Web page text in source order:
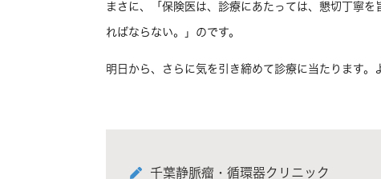
まさに、「保険医は、診療にあたっては、懇切丁寧
ればならない。」のです。
明日から、さらに気を引き締めて診療に当たります。
千葉静脈瘤・循環器クリニック